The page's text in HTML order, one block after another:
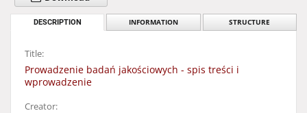
DESCRIPTION INFORMATION STRUCTURE
Title:
Prowadzenie badań jakościowych - spis treści i
wprowadzenie
Creator: